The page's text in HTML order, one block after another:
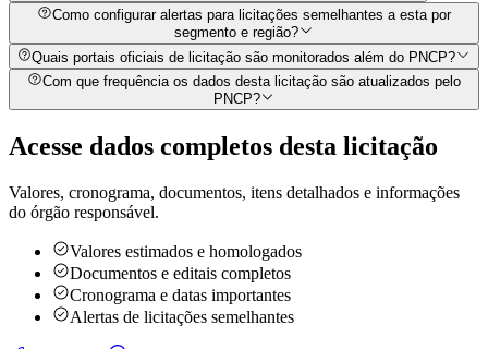
Como configurar alertas para licitações semelhantes a esta por
segmento e região?
Quais portais oficiais de licitação são monitorados além do PNCP?
Com que frequência os dados desta licitação são atualizados pelo
PNCP?
Acesse dados completos desta licitação
Valores, cronograma, documentos, itens detalhados e informações
do órgão responsável.
Valores estimados e homologados
Documentos e editais completos
Cronograma e datas importantes
Alertas de licitações semelhantes